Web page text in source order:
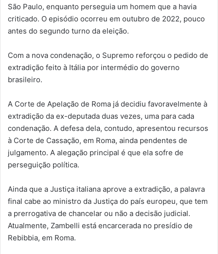
São Paulo, enquanto perseguia um homem que a havia
criticado. O episódio ocorreu em outubro de 2022, pouco
antes do segundo turno da eleição.
Com a nova condenação, o Supremo reforçou o pedido de
extradição feito à Itália por intermédio do governo
brasileiro.
A Corte de Apelação de Roma já decidiu favoravelmente à
extradição da ex-deputada duas vezes, uma para cada
condenação. A defesa dela, contudo, apresentou recursos
à Corte de Cassação, em Roma, ainda pendentes de
julgamento. A alegação principal é que ela sofre de
perseguição política.
Ainda que a Justiça italiana aprove a extradição, a palavra
final cabe ao ministro da Justiça do país europeu, que tem
a prerrogativa de chancelar ou não a decisão judicial.
Atualmente, Zambelli está encarcerada no presídio de
Rebibbia, em Roma.